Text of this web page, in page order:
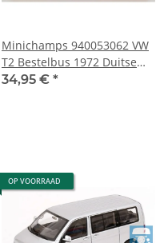
Minichamps 940053062 VW
T2 Bestelbus 1972 Duitse
Federale Post 1:43
34,95 € *
OP VOORRAAD